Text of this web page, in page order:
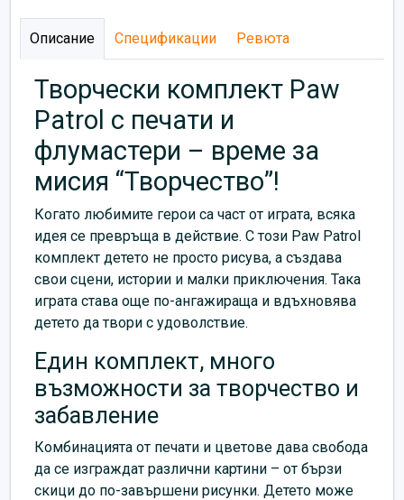
Описание Спецификации Ревюта
Творчески комплект Paw
Patrol с печати и
флумастери – време за
мисия “Творчество”!
Когато любимите герои са част от играта, всяка
идея се превръща в действие. С този Paw Patrol
комплект детето не просто рисува, а създава
свои сцени, истории и малки приключения. Така
играта става още по-ангажираща и вдъхновява
детето да твори с удоволствие.
Един комплект, много
възможности за творчество и
забавление
Комбинацията от печати и цветове дава свобода
да се изграждат различни картини – от бързи
скици до по-завършени рисунки. Детето може